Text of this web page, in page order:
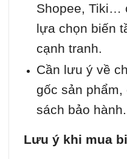
Shopee, Tiki…
lựa chọn biến
cạnh tranh.
Cần lưu ý về
gốc sản
sách bảo hành.
Lưu ý khi mua